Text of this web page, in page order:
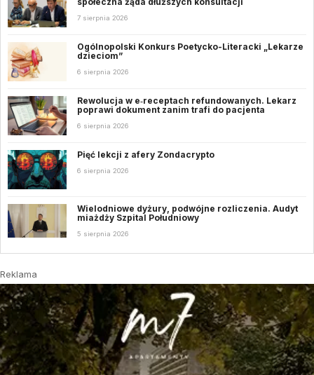
7 sierpnia 2026
Ogólnopolski Konkurs Poetycko-Literacki „Lekarze
dzieciom”
6 sierpnia 2026
Rewolucja w e‑receptach refundowanych. Lekarz
poprawi dokument zanim trafi do pacjenta
6 sierpnia 2026
Pięć lekcji z afery Zondacrypto
6 sierpnia 2026
Wielodniowe dyżury, podwójne rozliczenia. Audyt
miażdży Szpital Południowy
5 sierpnia 2026
Reklama